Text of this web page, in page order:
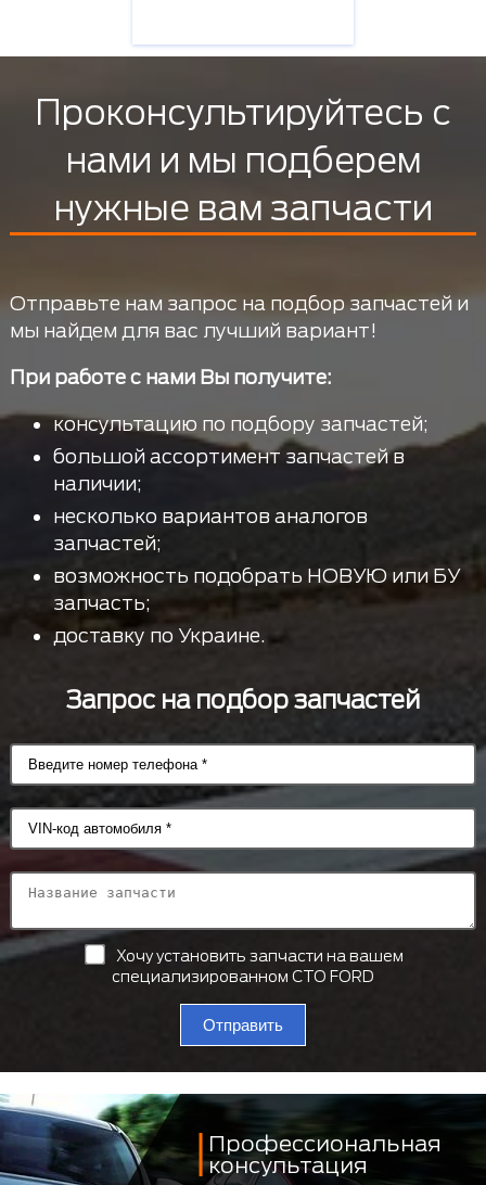
Проконсультируйтесь с
нами и мы подберем
нужные вам запчасти
Отправьте нам запрос на подбор запчастей и
мы найдем для вас лучший вариант!
При работе с нами Вы получите:
консультацию по подбору запчастей;
большой ассортимент запчастей в
наличии;
несколько вариантов аналогов
запчастей;
возможность подобрать НОВУЮ или БУ
запчасть;
доставку по Украине.
Запрос на подбор запчастей
Хочу установить запчасти на вашем
специализированном СТО FORD
Отправить
Профессиональная
консультация